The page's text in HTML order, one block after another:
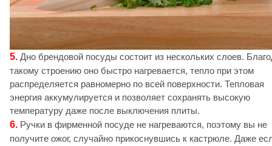
5. Дно брендовой посуды состоит из нескольких слоев.
такому строению оно быстро нагревается, тепло при этом
распределяется равномерно по всей поверхности. Тепловая
энергия аккумулируется и позволяет сохранять высокую
температуру даже после выключения плиты.
6. Ручки в фирменной посуде не нагреваются, поэтому вы не
получите ожог, случайно прикоснувшись к кастрюле. Даже